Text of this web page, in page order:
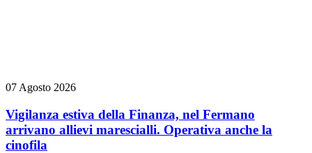
07 Agosto 2026
Vigilanza estiva della Finanza, nel Fermano
arrivano allievi marescialli. Operativa anche la
cinofila